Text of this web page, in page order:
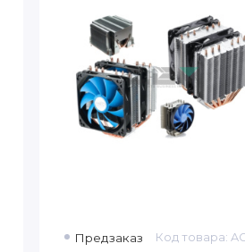
Предзаказ